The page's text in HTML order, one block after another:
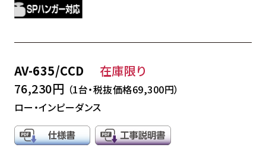
AV-635/CCD
在庫限り
76,230円 （1台・税抜価格69,300円）
ロー・インピーダンス